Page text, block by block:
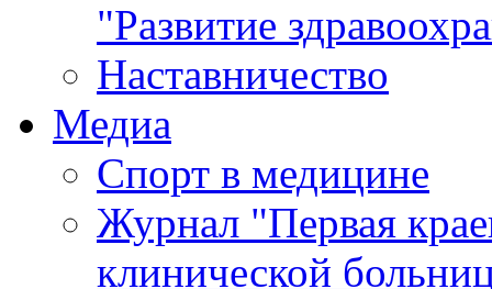
"Развитие
Наставничество
Медиа
Спорт в медицине
Журнал "Первая
клинической